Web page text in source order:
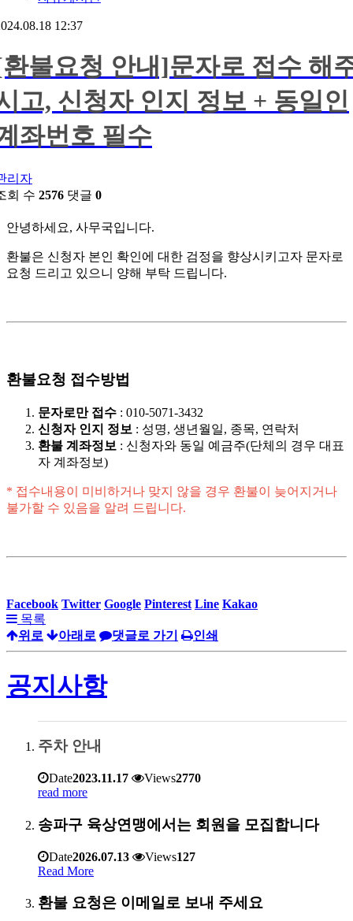
12:37
불요청 안내]문자로 접수 해
고, 신청자 인지 정보 + 동일인
좌번호 필수
리자
회 수 2576 댓글 0
안녕하세요, 사무국입니다.
환불은 신청자 본인 확인에 대한 검정을 향상시키고자 문자로
요청 드리고 있으니 양해 부탁 드립니다.
환불요청 접수방법
문자로만 접수 : 010-5071-3432
신청자 인지 정보 : 성명, 생년월일, 종목, 연락처
환불 계좌정보 : 신청자와 동일 예금주(단체의 경우 대표
자 계좌정보)
* 접수내용이 미비하거나 맞지 않을 경우 환불이 늦어지거나
불가할 수 있음을 알려 드립니다.
Facebook Twitter Google Pinterest Line Kakao
목록
위로
아래로 댓글로 가기 인쇄
공지사항
주차 안내
Date2023.11.17 Views2770
read more
송파구 육상연맹에서는 회원을 모집합니다
Date2026.07.13 Views127
Read More
환불 요청은 이메일로 보내 주세요